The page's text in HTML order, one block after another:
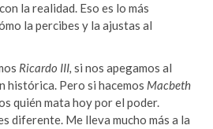
la realidad. Eso es lo más
la percibes y la ajustas al
Ricardo III, si nos apegamos al
histórica. Pero si hacemos Macbeth
quién mata hoy por el poder.
diferente. Me lleva mucho más a la